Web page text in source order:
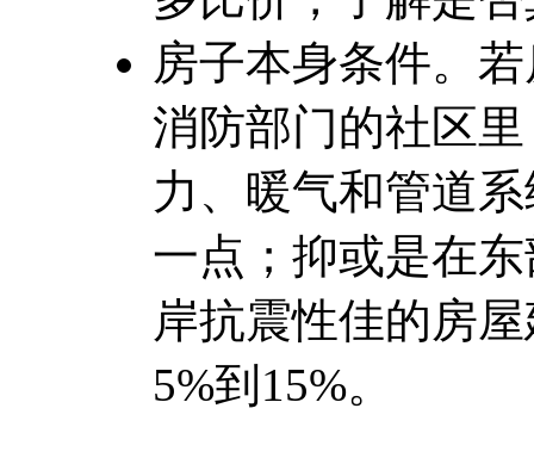
房子本身条件。
消防部门的社区
力、暖气和管道
一点；抑或是在
岸抗震性佳的房
5%到15%。